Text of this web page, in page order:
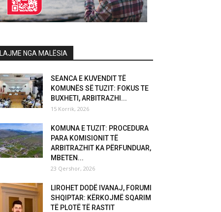
LAJME NGA MALËSIA
SEANCA E KUVENDIT TË
KOMUNËS SË TUZIT: FOKUS TE
BUXHETI, ARBITRAZHI...
15 Korrik, 2026
KOMUNA E TUZIT: PROCEDURA
PARA KOMISIONIT TË
ARBITRAZHIT KA PËRFUNDUAR,
MBETEN...
23 Qershor, 2026
LIROHET DODË IVANAJ, FORUMI
SHQIPTAR: KËRKOJMË SQARIM
TË PLOTË TË RASTIT